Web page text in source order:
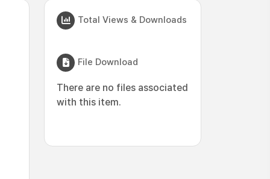
Total Views & Downloads
File Download
There are no files associated
with this item.